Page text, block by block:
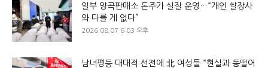
일부 양곡판매소 돈주가 실질 운영…“개인 쌀장사
와 다를 게 없다”
2026.08.07 6:03 오후
남녀평등 대대적 선전에 北 여성들 “현실과 동떨어